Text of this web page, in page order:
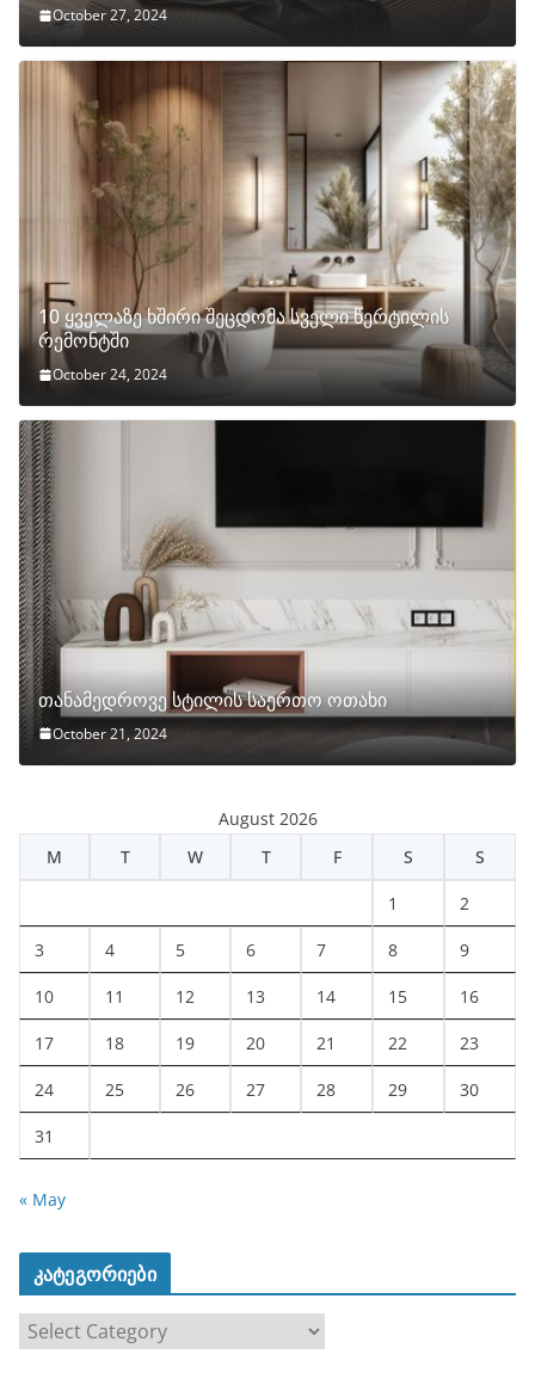
October 27, 2024
10 ყველაზე ხშირი შეცდომა სველი წერტილის
რემონტში
October 24, 2024
თანამედროვე სტილის საერთო ოთახი
October 21, 2024
August 2026
M
T W T F S S
1 2
3 4 5 6 7 8 9
10 11 12 13 14 15 16
17 18 19 20 21 22 23
24 25 26 27 28 29 30
31
« May
კატეგორიები
ა